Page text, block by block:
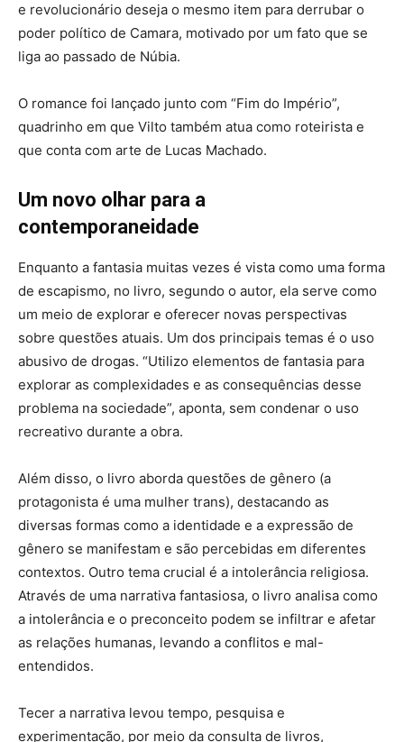
e revolucionário deseja o mesmo item para derrubar o
poder político de Camara, motivado por um fato que se
liga ao passado de Núbia.
O romance foi lançado junto com “Fim do Império”,
quadrinho em que Vilto também atua como roteirista e
que conta com arte de Lucas Machado.
Um novo olhar para a
contemporaneidade
Enquanto a fantasia muitas vezes é vista como uma forma
de escapismo, no livro, segundo o autor, ela serve como
um meio de explorar e oferecer novas perspectivas
sobre questões atuais. Um dos principais temas é o uso
abusivo de drogas. “Utilizo elementos de fantasia para
explorar as complexidades e as consequências desse
problema na sociedade”, aponta, sem condenar o uso
recreativo durante a obra.
Além disso, o livro aborda questões de gênero (a
protagonista é uma mulher trans), destacando as
diversas formas como a identidade e a expressão de
gênero se manifestam e são percebidas em diferentes
contextos. Outro tema crucial é a intolerância religiosa.
Através de uma narrativa fantasiosa, o livro analisa como
a intolerância e o preconceito podem se infiltrar e afetar
as relações humanas, levando a conflitos e mal-
entendidos.
Tecer a narrativa levou tempo, pesquisa e
experimentação, por meio da consulta de livros,